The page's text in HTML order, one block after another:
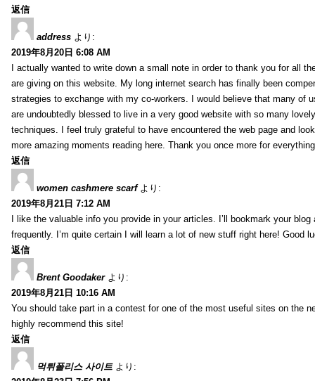
返信
address より:
2019年8月20日 6:08 AM
I actually wanted to write down a small note in order to thank you for all
are giving on this website. My long internet search has finally been
strategies to exchange with my co-workers. I would believe that many of
are undoubtedly blessed to live in a very good website with so many
techniques. I feel truly grateful to have encountered the web page and
more amazing moments reading here. Thank you once more for
返信
women cashmere scarf より:
2019年8月21日 7:12 AM
I like the valuable info you provide in your articles. I’ll bookmark your blog
frequently. I’m quite certain I will learn a lot of new stuff right here! Good
返信
Brent Goodaker より:
2019年8月21日 10:16 AM
You should take part in a contest for one of the most useful sites on the
highly recommend this site!
返信
먹튀폴리스 사이트 より: